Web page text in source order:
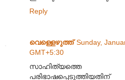
Reply
വെള്ളെഴുത്ത് Sunday,
GMT+5:30
സാഹിത്യത്തെ